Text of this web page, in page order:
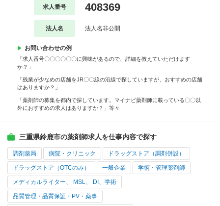
求人番号 408369
法人名 法人名非公開
お問い合わせの例
「求人番号〇〇〇〇〇〇に興味があるので、詳細を教えていただけます
か？」
「残業が少なめの店舗をJR〇〇線の沿線で探していますが、おすすめの店舗
はありますか？」
「薬剤師の募集を都内で探しています。マイナビ薬剤師に載っている〇〇以
外におすすめの求人はありますか？」等々
三重県鈴鹿市の薬剤師求人を仕事内容で探す
調剤薬局 病院・クリニック ドラッグストア（調剤併設）
ドラッグストア（OTCのみ） 一般企業 学術・管理薬剤師
メディカルライター、 MSL、 DI、学術
品質管理・品質保証・PV・薬事